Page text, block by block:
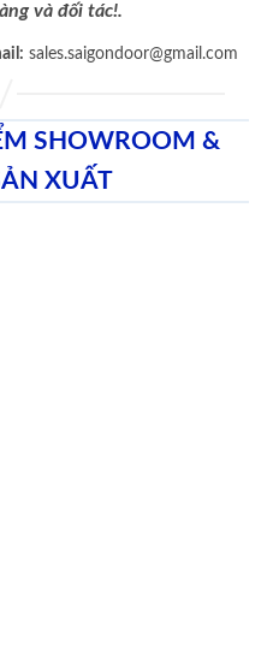
và đối tác!.
: sales.saigondoor@gmail.com
SHOWROOM &
XUẤT